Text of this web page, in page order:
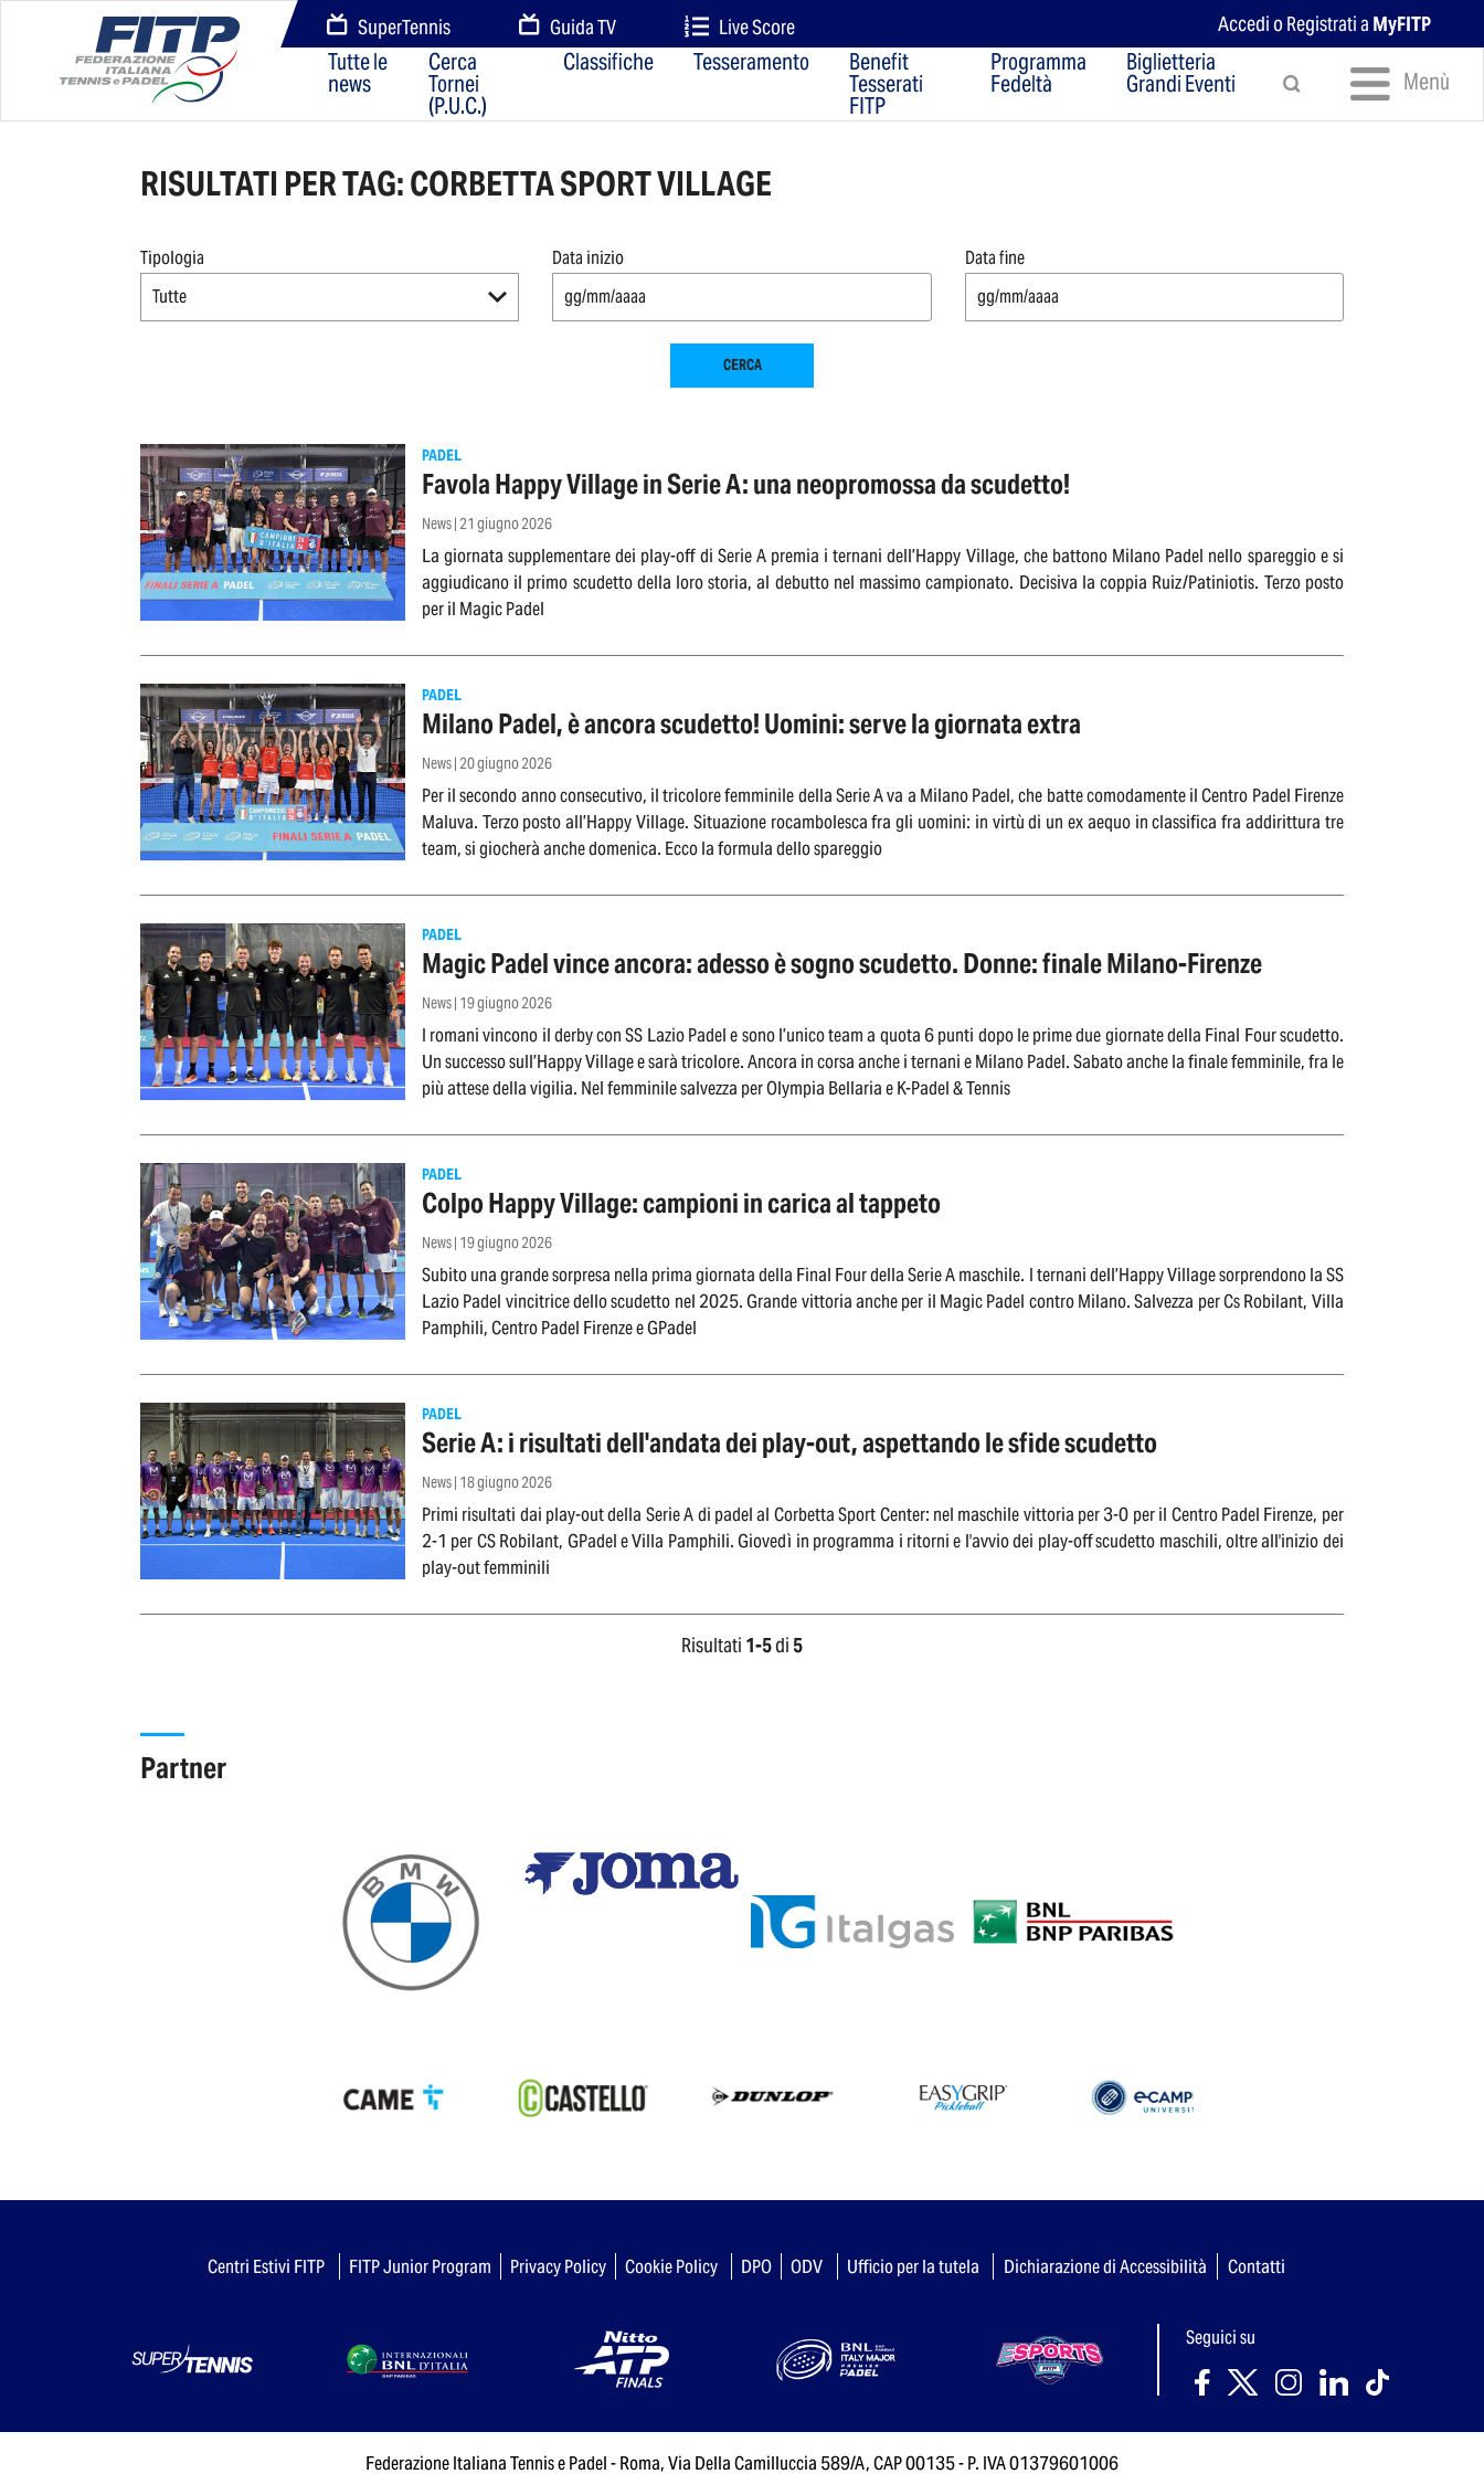
SuperTennis Guida TV Live Score Accedi o Registrati a MyFITP
Tutte le
news
Cerca
Tornei
(P.U.C.)
Classifiche Tesseramento Benefit
Tesserati
FITP
Programma
Fedeltà
Biglietteria
Grandi Eventi Menù
RISULTATI PER TAG: CORBETTA SPORT VILLAGE
Tipologia
Tutte
Data inizio Data fine
CERCA
PADEL
Favola Happy Village in Serie A: una neopromossa da scudetto!
News | 21 giugno 2026
La giornata supplementare dei play-off di Serie A premia i ternani dell’Happy Village, che battono Milano Padel nello spareggio e si
aggiudicano il primo scudetto della loro storia, al debutto nel massimo campionato. Decisiva la coppia Ruiz/Patiniotis. Terzo posto
per il Magic Padel
PADEL
Milano Padel, è ancora scudetto! Uomini: serve la giornata extra
News | 20 giugno 2026
Per il secondo anno consecutivo, il tricolore femminile della Serie A va a Milano Padel, che batte comodamente il Centro Padel Firenze
Maluva. Terzo posto all’Happy Village. Situazione rocambolesca fra gli uomini: in virtù di un ex aequo in classifica fra addirittura tre
team, si giocherà anche domenica. Ecco la formula dello spareggio
PADEL
Magic Padel vince ancora: adesso è sogno scudetto. Donne: finale Milano-Firenze
News | 19 giugno 2026
I romani vincono il derby con SS Lazio Padel e sono l’unico team a quota 6 punti dopo le prime due giornate della Final Four scudetto.
Un successo sull’Happy Village e sarà tricolore. Ancora in corsa anche i ternani e Milano Padel. Sabato anche la finale femminile, fra le
più attese della vigilia. Nel femminile salvezza per Olympia Bellaria e K-Padel & Tennis
PADEL
Colpo Happy Village: campioni in carica al tappeto
News | 19 giugno 2026
Subito una grande sorpresa nella prima giornata della Final Four della Serie A maschile. I ternani dell’Happy Village sorprendono la SS
Lazio Padel vincitrice dello scudetto nel 2025. Grande vittoria anche per il Magic Padel contro Milano. Salvezza per Cs Robilant, Villa
Pamphili, Centro Padel Firenze e GPadel
PADEL
Serie A: i risultati dell'andata dei play-out, aspettando le sfide scudetto
News | 18 giugno 2026
Primi risultati dai play-out della Serie A di padel al Corbetta Sport Center: nel maschile vittoria per 3-0 per il Centro Padel Firenze, per
2-1 per CS Robilant, GPadel e Villa Pamphili. Giovedì in programma i ritorni e l'avvio dei play-off scudetto maschili, oltre all'inizio dei
play-out femminili
Risultati 1-5di 5
Partner
Centri Estivi FITP FITP Junior Program Privacy Policy Cookie Policy DPO ODV Ufficio per la tutela Dichiarazione di Accessibilità Contatti
Seguici su
Federazione Italiana Tennis e Padel - Roma, Via Della Camilluccia 589/A, CAP 00135 - P. IVA 01379601006